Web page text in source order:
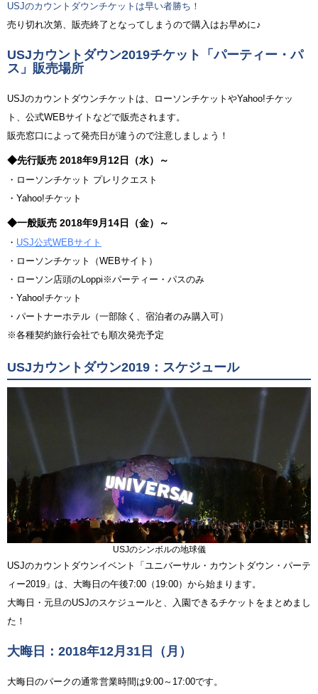
USJのカウントダウンチケットは早い者勝ち！
売り切れ次第、販売終了となってしまうので購入はお早めに♪
USJカウントダウン2019チケット「パーティー・パ
ス」販売場所
USJのカウントダウンチケットは、ローソンチケットやYahoo!チケッ
ト、公式WEBサイトなどで販売されます。
販売窓口によって発売日が違うので注意しましょう！
◆先行販売 2018年9月12日（水）～
・ローソンチケット プレリクエスト
・Yahoo!チケット
◆一般販売 2018年9月14日（金）～
・ USJ公式WEBサイト
・ローソンチケット（WEBサイト）
・ローソン店頭のLoppi※パーティー・パスのみ
・Yahoo!チケット
・パートナーホテル（一部除く、宿泊者のみ購入可）
※各種契約旅行会社でも順次発売予定
USJカウントダウン2019：スケジュール
USJのシンボルの地球儀
USJのカウントダウンイベント「ユニバーサル・カウントダウン・パーテ
ィー2019」は、大晦日の午後7:00（19:00）から始まります。
大晦日・元旦のUSJのスケジュールと、入園できるチケットをまとめまし
た！
大晦日：2018年12月31日（月）
大晦日のパークの通常営業時間は9:00～17:00です。